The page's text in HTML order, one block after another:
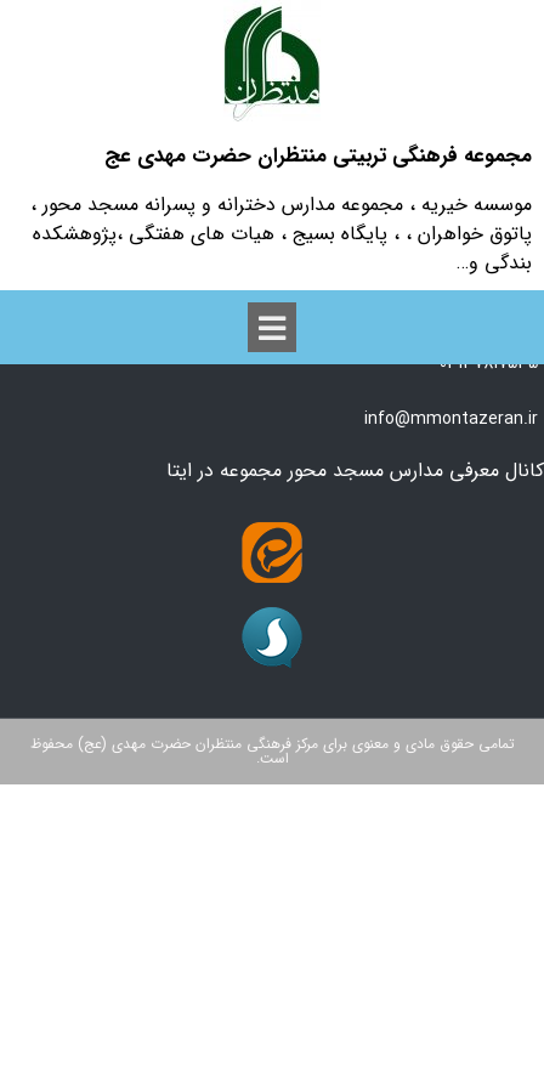
مجموعه فرهنگی تربیتی منتظران حضرت مهدی عج
موسسه خیریه ، مجموعه مدارس دخترانه و پسرانه مسجد محور ،
پاتوق خواهران ، ، پایگاه بسیج ، هیات های هفتگی ،پژوهشکده
بندگی و…
آوردن فرزند در محیط کار
اصفهان، ابتدای اتوبان ذوب آهن، گلزارششم، مسجد شهید بهشتی (ره) مجموعه
03137817535
info@mmontazeran.ir
کانال معرفی مدارس مسجد محور مجموعه در ایتا
تمامی حقوق مادی و معنوی برای مرکز فرهنگی منتظران حضرت مهدی (عج) محفوظ
است.